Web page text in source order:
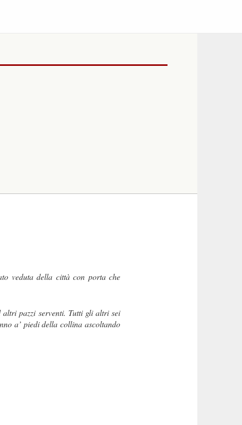
veduta della città con porta che
pazzi serventi. Tutti gli altri sei
a’ piedi della collina ascoltando